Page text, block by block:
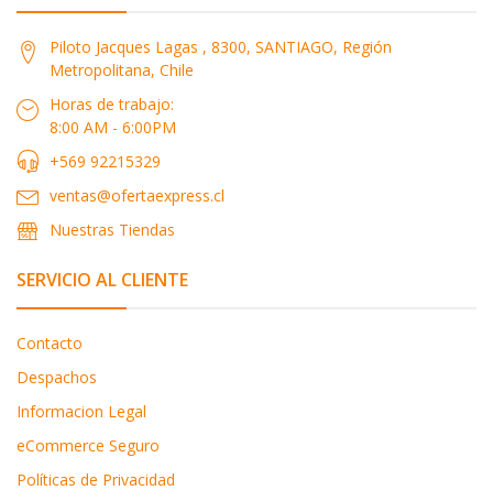
Piloto Jacques Lagas , 8300, SANTIAGO, Región
Metropolitana, Chile
Horas de trabajo:
8:00 AM - 6:00PM
+569 92215329
ventas@ofertaexpress.cl
Nuestras Tiendas
SERVICIO AL CLIENTE
Contacto
Despachos
Informacion Legal
eCommerce Seguro
Políticas de Privacidad